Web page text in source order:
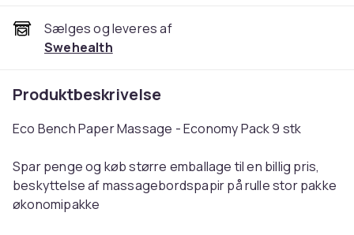
Sælges og leveres af
Swehealth
Produktbeskrivelse
Eco Bench Paper Massage - Economy Pack 9 stk
Spar penge og køb større emballage til en billig pris,
beskyttelse af massagebordspapir på rulle stor pakke
økonomipakke